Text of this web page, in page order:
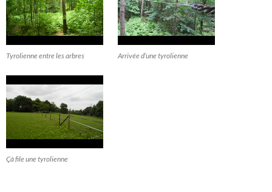
Tyrolienne entre les arbres Arrivée d’une tyrolienne
Çà file une tyrolienne